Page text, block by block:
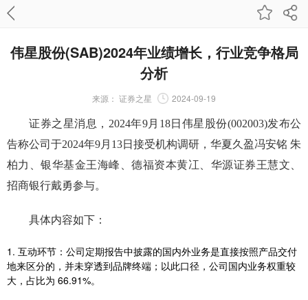
伟星股份(SAB)2024年业绩增长，行业竞争格局
分析
来源： 证券之星 2024-09-19
证券之星消息，2024年9月18日伟星股份(002003)发布公
告称公司于2024年9月13日接受机构调研，华夏久盈冯安铭 朱
柏力、银华基金王海峰、德福资本黄冮、华源证券王慧文、
招商银行戴勇参与。
具体内容如下：
1. 互动环节：公司定期报告中披露的国内外业务是直接按照产品交付
地来区分的，并未穿透到品牌终端；以此口径，公司国内业务权重较
大，占比为 66.91%。